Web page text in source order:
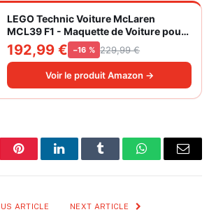
LEGO Technic Voiture McLaren
MCL39 F1 - Maquette de Voiture pour
Adulte - Set de Construction Formule 1
Collector - Moteur V6 & Différentiel -
Idée Cadeau pour Fans de Sport
Automobile 42228
192,99 € −16 % 229,99 €
Voir le produit Amazon →
PinterestLinkedInTumblr WhatsAppEmail
ARTICLE NEXT ARTICLE